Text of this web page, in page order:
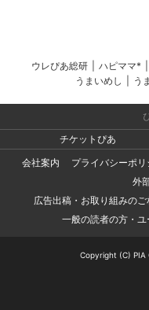
ウレぴあ総研 ハピママ*
うまいめし
う
チケットぴあ
会社案内
プライバシーポリ
外
広告出稿・お取り組みの
一般の読者の方・
Copyright (C) PIA